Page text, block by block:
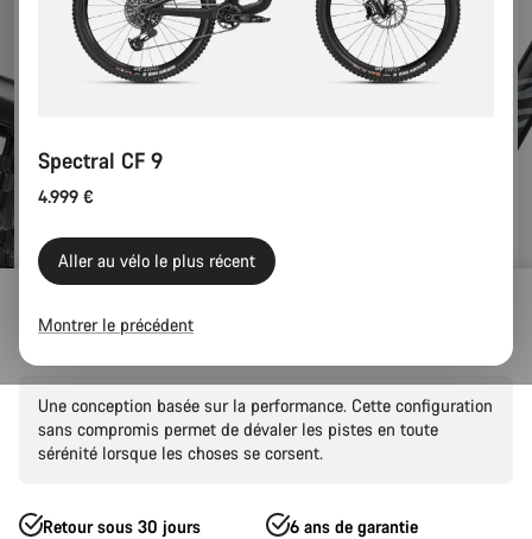
Spectral CF 9
Une conception basée sur la performance. Cette configuration
sans compromis permet de dévaler les pistes en toute
sérénité lorsque les choses se corsent.
Retour sous 30 jours 6 ans de garantie
Spectral CF 9
4.999 €
Aller au vélo le plus récent
Montrer le précédent